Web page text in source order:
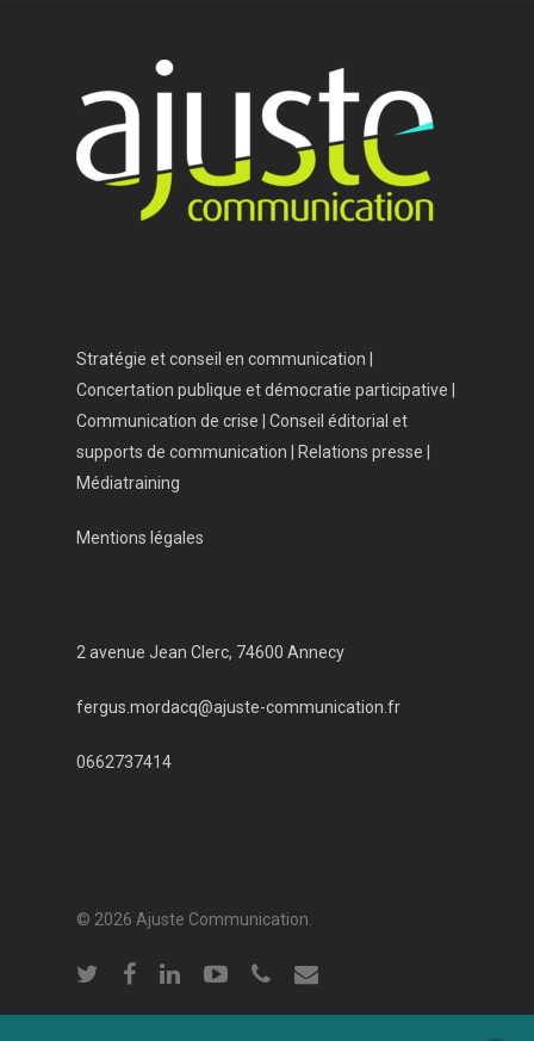
Stratégie et conseil en communication |
Concertation publique et démocratie participative |
Communication de crise | Conseil éditorial et
supports de communication | Relations presse |
Médiatraining
Mentions légales
2 avenue Jean Clerc, 74600 Annecy
fergus.mordacq@ajuste-communication.fr
0662737414
© 2026 Ajuste Communication.
Vos besoins
Nous connaître
Nos services
Salle de presse
Contact